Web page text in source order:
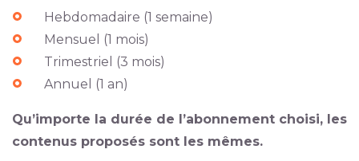
Hebdomadaire (1 semaine)
Mensuel (1 mois)
Trimestriel (3 mois)
Annuel (1 an)
Qu’importe la durée de l’abonnement choisi, les
contenus proposés sont les mêmes.